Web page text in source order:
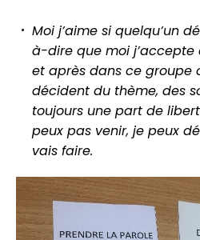
Moi j’aime si quelqu’un
à-dire que moi j’accepte
et après dans ce groupe
décident du thème, des
toujours une part de
peux pas venir, je peux
vais faire.